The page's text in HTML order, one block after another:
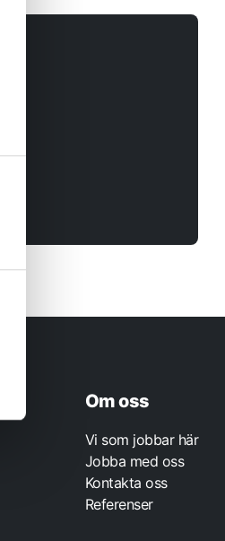
Om oss
Vi som jobbar här
Jobba med oss
Kontakta oss
Referenser